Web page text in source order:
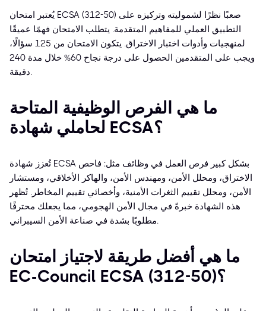
يُعتبر امتحان ECSA (312-50) صعبًا نظرًا لشموليته وتركيزه على
التطبيق العملي للمفاهيم المتقدمة. يتطلب الامتحان فهمًا عميقًا
لمنهجيات وأدوات اختبار الاختراق. يتكون الامتحان من 125 سؤالًا،
ويجب على المتقدمين الحصول على درجة نجاح 60% خلال مدة 240
دقيقة.
ما هي الفرص الوظيفية المتاحة
لحاملي شهادة ECSA؟
تُعزز شهادة ECSA بشكل كبير فرص العمل في وظائف مثل: فاحص
الاختراق، ومحلل الأمن، ومهندس الأمن، والهاكر الأخلاقي، ومستشار
الأمن، ومحلل تقييم الثغرات الأمنية، وأخصائي تقييم المخاطر. تُظهر
هذه الشهادة خبرةً في مجال الأمن الهجومي، مما يجعلك محترفًا
مطلوبًا بشدة في صناعة الأمن السيبراني.
ما هي أفضل طريقة لاجتياز امتحان
EC-Council ECSA (312-50)؟